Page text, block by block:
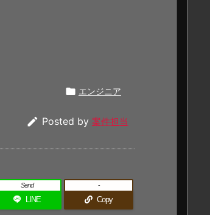
 エンジニア
 Posted by 案件担当
LINE
Send
Copy
-